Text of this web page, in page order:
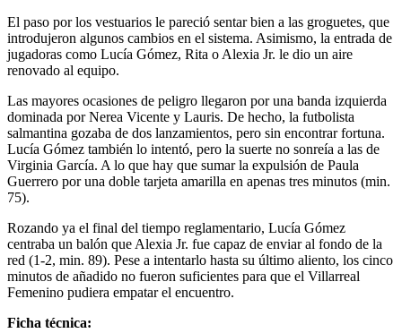
El paso por los vestuarios le pareció sentar bien a las groguetes, que
introdujeron algunos cambios en el sistema. Asimismo, la entrada de
jugadoras como Lucía Gómez, Rita o Alexia Jr. le dio un aire
renovado al equipo.
Las mayores ocasiones de peligro llegaron por una banda izquierda
dominada por Nerea Vicente y Lauris. De hecho, la futbolista
salmantina gozaba de dos lanzamientos, pero sin encontrar fortuna.
Lucía Gómez también lo intentó, pero la suerte no sonreía a las de
Virginia García. A lo que hay que sumar la expulsión de Paula
Guerrero por una doble tarjeta amarilla en apenas tres minutos (min.
75).
Rozando ya el final del tiempo reglamentario, Lucía Gómez
centraba un balón que Alexia Jr. fue capaz de enviar al fondo de la
red (1-2, min. 89). Pese a intentarlo hasta su último aliento, los cinco
minutos de añadido no fueron suficientes para que el Villarreal
Femenino pudiera empatar el encuentro.
Ficha técnica: